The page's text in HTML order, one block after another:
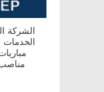
الشركة